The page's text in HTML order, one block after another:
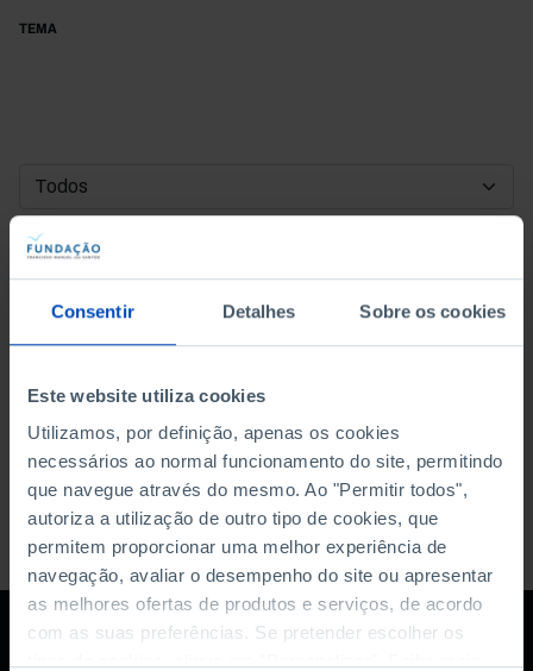
Consentir Detalhes Sobre os cookies
Este website utiliza cookies
Utilizamos, por definição, apenas os cookies
necessários ao normal funcionamento do site, permitindo
que navegue através do mesmo. Ao "Permitir todos",
autoriza a utilização de outro tipo de cookies, que
permitem proporcionar uma melhor experiência de
navegação, avaliar o desempenho do site ou apresentar
as melhores ofertas de produtos e serviços, de acordo
com as suas preferências. Se pretender escolher os
TEMA
DATA DE INÍCIO
DATA DE FIM